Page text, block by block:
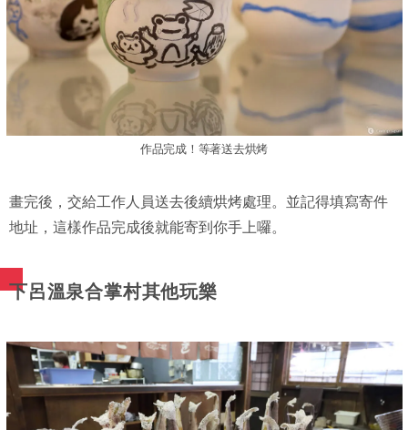
作品完成！等著送去烘烤
畫完後，交給工作人員送去後續烘烤處理。並記得填寫寄件
地址，這樣作品完成後就能寄到你手上囉。
下呂溫泉合掌村其他玩樂